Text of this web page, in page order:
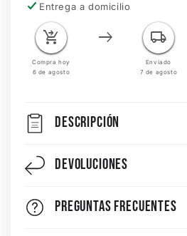
Entrega a domicilio
shopping_cart_checkout
Compra hoy
6 de agosto
east local_shipping
Envíado
7 de agosto
DESCRIPCIÓN
Devoluciones
Preguntas Frecuentes